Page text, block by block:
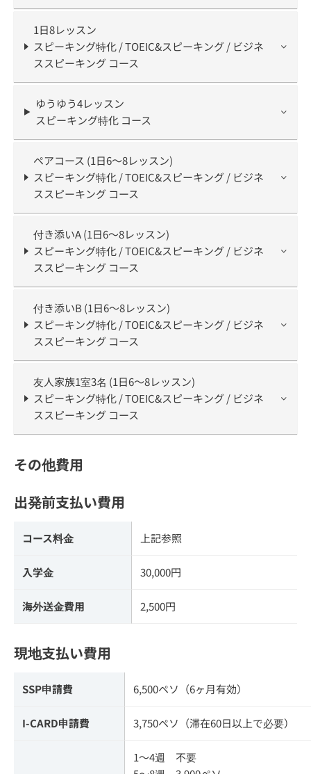
1日8レッスン
スピーキング特化 / TOEIC&スピーキング / ビジネ
ススピーキング コース
ゆうゆう4レッスン
スピーキング特化 コース
ペアコース (1日6～8レッスン)
スピーキング特化 / TOEIC&スピーキング / ビジネ
ススピーキング コース
付き添いA (1日6～8レッスン)
スピーキング特化 / TOEIC&スピーキング / ビジネ
ススピーキング コース
付き添いB (1日6～8レッスン)
スピーキング特化 / TOEIC&スピーキング / ビジネ
ススピーキング コース
友人家族1室3名 (1日6～8レッスン)
スピーキング特化 / TOEIC&スピーキング / ビジネ
ススピーキング コース
その他費用
出発前支払い費用
コース料金 上記参照
入学金 30,000円
海外送金費用 2,500円
現地支払い費用
SSP申請費 6,500ペソ（6ヶ月有効）
I-CARD申請費 3,750ペソ（滞在60日以上で必要）
1～4週 不要